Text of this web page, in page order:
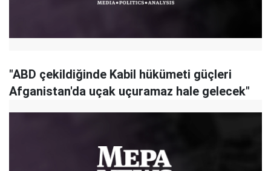
"ABD çekildiğinde Kabil hükümeti güçleri
Afganistan'da uçak uçuramaz hale gelecek"